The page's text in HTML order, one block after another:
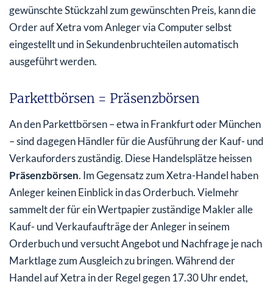
gewünschte Stückzahl zum gewünschten Preis, kann die
Order auf Xetra vom Anleger via Computer selbst
eingestellt und in Sekundenbruchteilen automatisch
ausgeführt werden.
Parkettbörsen = Präsenzbörsen
An den Parkettbörsen – etwa in Frankfurt oder München
– sind dagegen Händler für die Ausführung der Kauf- und
Verkauforders zuständig. Diese Handelsplätze heissen
Präsenzbörsen. Im Gegensatz zum Xetra-Handel haben
Anleger keinen Einblick in das Orderbuch. Vielmehr
sammelt der für ein Wertpapier zuständige Makler alle
Kauf- und Verkaufaufträge der Anleger in seinem
Orderbuch und versucht Angebot und Nachfrage je nach
Marktlage zum Ausgleich zu bringen. Während der
Handel auf Xetra in der Regel gegen 17.30 Uhr endet,